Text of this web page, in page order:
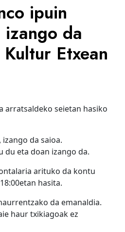
ipuin
da
Etxean
arratsaldeko seietan hasiko
da saioa.
du eta doan izango da.
arituko da kontu
hasita.
da emanaldia.
haur txikiagoak ez